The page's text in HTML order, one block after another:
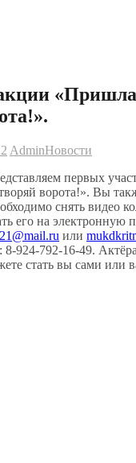
AdminНовости
первых
ворота!». Вы
снять видео
его на электронную
или
8-924-792-16-49.
стать вы сами или